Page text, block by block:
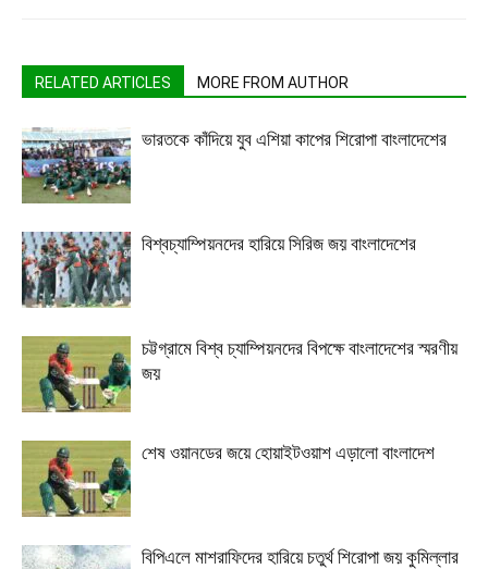
RELATED ARTICLES MORE FROM AUTHOR
ভারতকে কাঁদিয়ে যুব এশিয়া কাপের শিরোপা বাংলাদেশের
বিশ্বচ্যাম্পিয়নদের হারিয়ে সিরিজ জয় বাংলাদেশের
চট্টগ্রামে বিশ্ব চ্যাম্পিয়নদের বিপক্ষে বাংলাদেশের স্মরণীয়
জয়
শেষ ওয়ানডের জয়ে হোয়াইটওয়াশ এড়ালো বাংলাদেশ
বিপিএলে মাশরাফিদের হারিয়ে চতুর্থ শিরোপা জয় কুমিল্লার